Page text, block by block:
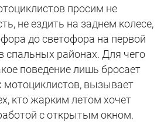
просим не
не ездить на заднем колесе,
до светофора на первой
спальных районах. Для чего
поведение лишь бросает
мотоциклистов, вызывает
кто жарким летом хочет
с открытым окном.